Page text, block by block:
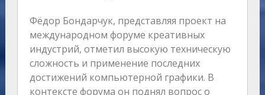
Фёдор Бондарчук, представляя проект на
международном форуме креативных
индустрий, отметил высокую техническую
сложность и применение последних
достижений компьютерной графики. В
контексте форума он поднял вопрос о